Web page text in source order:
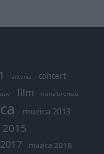
antonia concert
film horia brenciu
muzica 2013
muzica 2018